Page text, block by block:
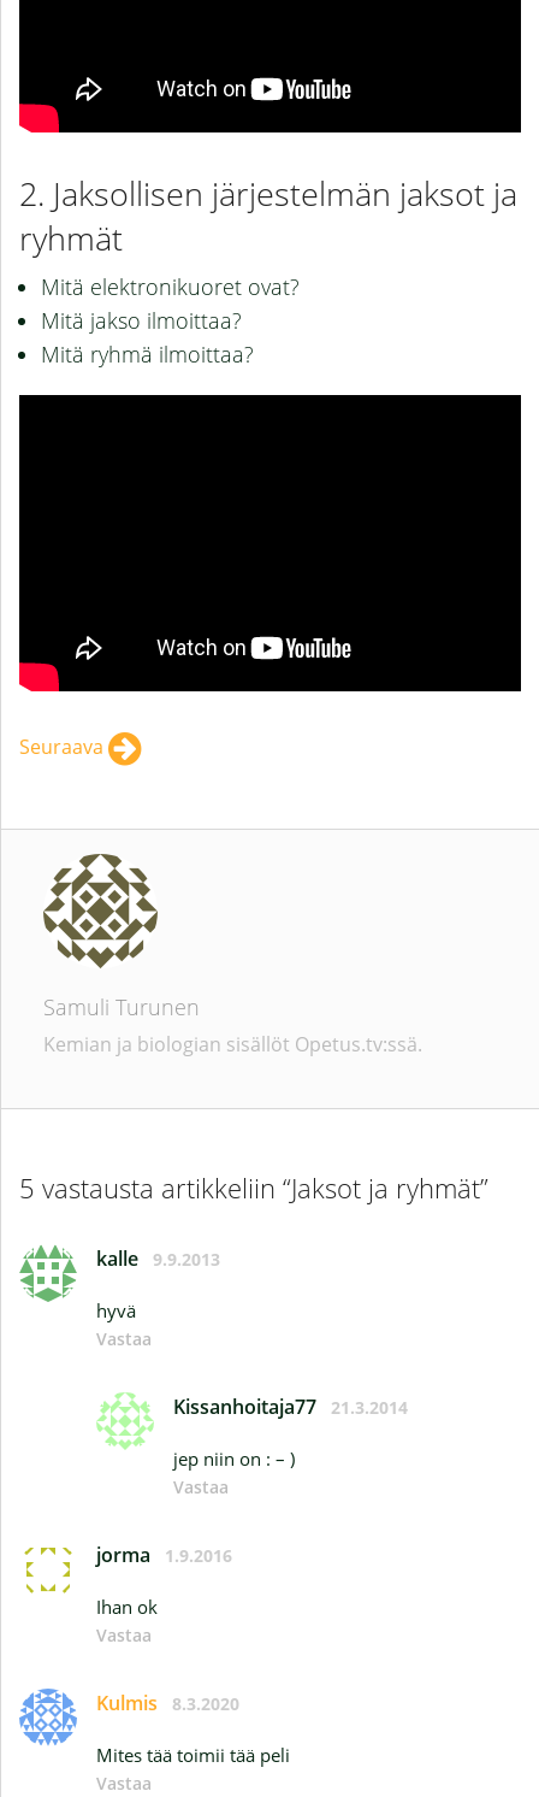
Jaksollisen järjestelmän jaksot ja
ryhmät
Mitä elektronikuoret ovat?
Mitä jakso ilmoittaa?
Mitä ryhmä ilmoittaa?
Seuraava
Samuli Turunen
Kemian ja biologian sisällöt Opetus.tv:ssä.
5 vastausta artikkeliin “Jaksot ja ryhmät”
kalle 9.9.2013
hyvä
Vastaa
Kissanhoitaja77 21.3.2014
jep niin on : – )
Vastaa
jorma 1.9.2016
Ihan ok
Vastaa
Kulmis 8.3.2020
Mites tää toimii tää peli
Vastaa